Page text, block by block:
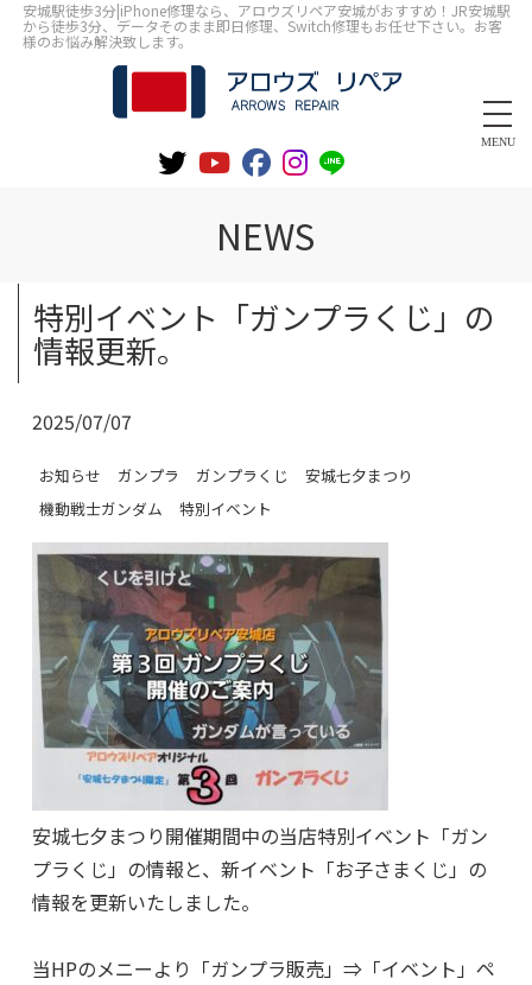
安城駅徒歩3分|iPhone修理なら、アロウズリペア安城がおすすめ！JR安城駅
から徒歩3分、データそのまま即日修理、Switch修理もお任せ下さい。お客
様のお悩み解決致します。
MENU
NEWS
特別イベント「ガンプラくじ」の
情報更新。
2025/07/07
お知らせ ガンプラ ガンプラくじ
安城七夕まつり
機動戦士ガンダム
特別イベント
安城七夕まつり開催期間中の当店特別イベント「ガン
プラくじ」の情報と、新イベント「お子さまくじ」の
情報を更新いたしました。
当HPのメニーより「ガンプラ販売」⇒「イベント」ペ